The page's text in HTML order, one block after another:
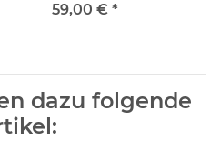
59,00 € *
dazu folgende